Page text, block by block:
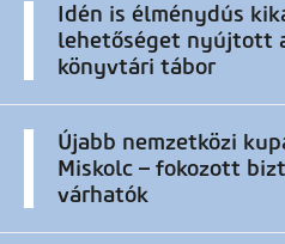
Idén is élménydús
lehetőséget nyújtott
könyvtári tábor
Újabb nemzetközi
Miskolc – fokozott
várhatók